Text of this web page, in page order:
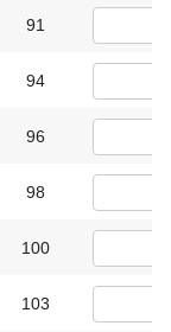
91
94
96
98
100
103